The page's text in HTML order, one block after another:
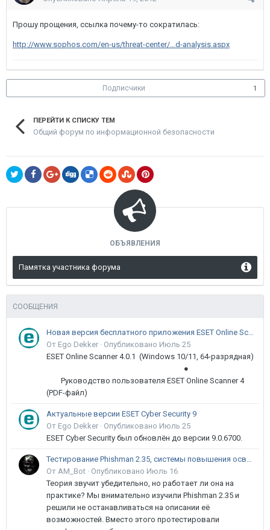
Прошу прощения, ссылка почему-то сократилась:
http://www.sophos.com/en-us/threat-center/...d-analysis.aspx
Подписчики 1
ПЕРЕЙТИ К СПИСКУ ТЕМ
Общий форум по информационной безопасности
ОБЪЯВЛЕНИЯ
Памятка участника форума
СООБЩЕНИЯ
Новая версия бесплатного приложения ESET Online Scanner доступна пользователям
От Ego Dekker · Опубликовано Июль 25
ESET Online Scanner 4.0.1 (Windows 10/11, 64-разрядная)
●
Руководство пользователя ESET Online Scanner 4
(PDF-файл)
Актуальные версии ESET Cyber Security 9
От Ego Dekker · Опубликовано Июль 25
ESET Cyber Security был обновлён до версии 9.0.6700.
Тестирование Phishman 2.35, системы повышения осведомлённости пользователей в сфере ИБ
От AM_Bot · Опубликовано Июль 16
Теория звучит убедительно, но работает ли она на
практике? Мы внимательно изучили Phishman 2.35 и
решили не останавливаться на описании её
возможностей. Вместо этого протестировали